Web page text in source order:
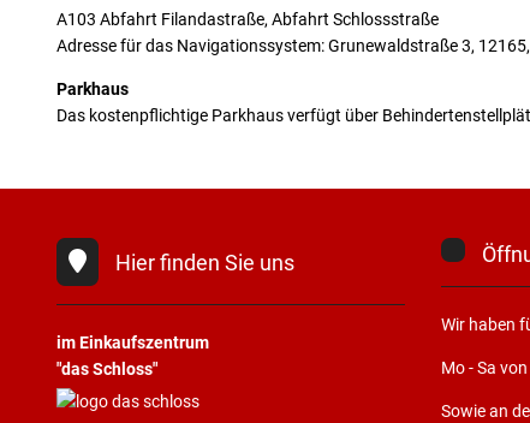
A103 Abfahrt Filandastraße, Abfahrt Schlossstraße
Adresse für das Navigationssystem: Grunewaldstraße 3,
Parkhaus
Das kostenpflichtige Parkhaus verfügt über
Hier finden Sie uns
im Einkaufszentrum
"das Schloss"
Wir haben
Mo - Sa
Sowie an